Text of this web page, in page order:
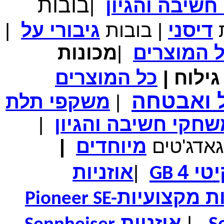
₪700.00 מחיר שוק
משלוח חינם
במבצע תיק לנשיאת מחשב נייד 10.1 אינץ' בצבע ורוד בעל
₪150.00 מחיר שוק
₪99.00 המחיר שלך
₪104.00 המחיר כולל משלוח :
נרתיק עור יוקרתי עבור אייפוד וידאו 60GB\80GB \שחור
והגיון
|בובות
דיסני | בובות גיבורי על
|
המוצרים |מכונות
| כל המוצרים
ואבטחה | משקפי תלת
חשיבה והגיון
|
גאדג'טים מיוחדים |
4
GB
|אוזניות
מקצועיותPioneer SE-